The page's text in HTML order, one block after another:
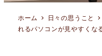
ホーム 日々の思うこと
れるパソコンが見やすくな